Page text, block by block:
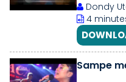
Dondy
4
Sampe